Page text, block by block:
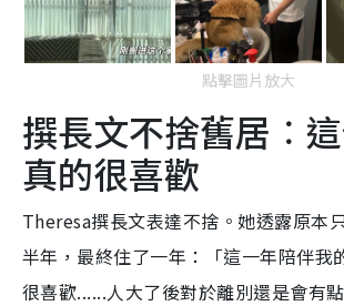
點擊圖片放大
撰長文不捨舊居︰
真的很喜歡
Theresa撰長文表達不捨。她透露原本
半年，最終住了一年：「這一年陪伴我
很喜歡......人大了後對於離別還是會有